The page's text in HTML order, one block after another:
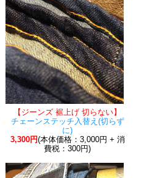
【ジーンズ 裾上げ 切らない】
チェーンステッチ入替え(切らず
に)
3,300円(本体価格：3,000円 + 消
費税：300円)